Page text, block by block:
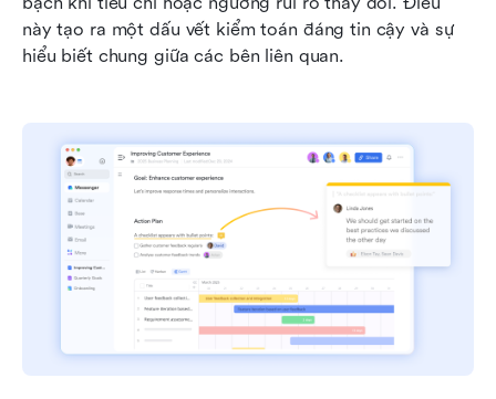
này tạo ra một dấu vết kiểm toán đáng tin cậy và sự
hiểu biết chung giữa các bên liên quan.